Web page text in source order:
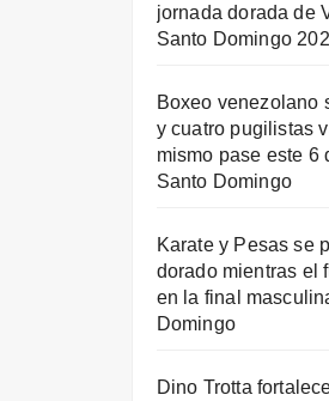
jornada dorada de
Santo Domingo
Boxeo venezolano
y cuatro pugilistas
mismo pase este 6
Santo Domingo
Karate y Pesas se
dorado mientras el
en la final
Domingo
Dino Trotta